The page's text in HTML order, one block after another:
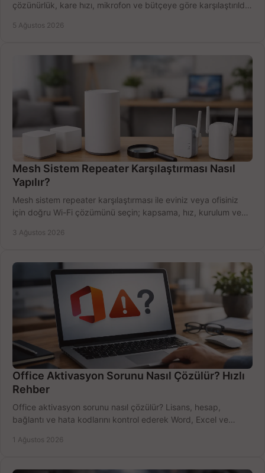
çözünürlük, kare hızı, mikrofon ve bütçeye göre karşılaştırıldı.
5 Ağustos 2026
Mesh Sistem Repeater Karşılaştırması Nasıl
Yapılır?
Mesh sistem repeater karşılaştırması ile eviniz veya ofisiniz
için doğru Wi-Fi çözümünü seçin; kapsama, hız, kurulum ve
3 Ağustos 2026
Office Aktivasyon Sorunu Nasıl Çözülür? Hızlı
Rehber
Office aktivasyon sorunu nasıl çözülür? Lisans, hesap,
bağlantı ve hata kodlarını kontrol ederek Word, Excel ve
1 Ağustos 2026